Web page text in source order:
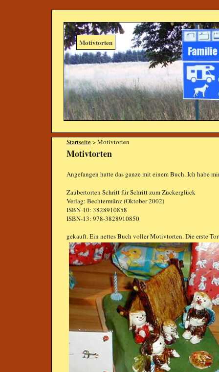
Motivtorten
Startseite> Motivtorten
Motivtorten
Angefangen hatte das ganze mit einem Buch. Ich habe
Zaubertorten Schritt für Schritt zum Zuckerglück
Verlag: Bechtermünz (Oktober 2002)
ISBN-10: 3828910858
ISBN-13: 978-3828910850
gekauft. Ein nettes Buch voller Motivtorten. Die erste